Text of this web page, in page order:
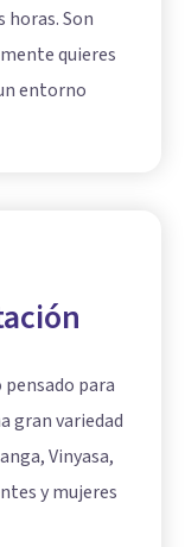
horas. Son
quieres
entorno
para
gran variedad
Vinyasa,
y mujeres